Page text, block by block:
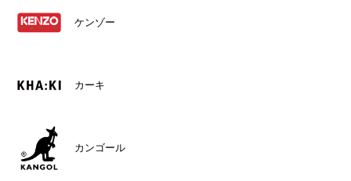
ケンゾー
カーキ
カンゴール